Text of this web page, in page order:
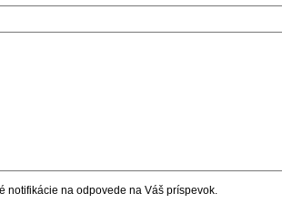
notifikácie na odpovede na Váš príspevok.